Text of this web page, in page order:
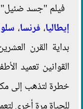
فيلم "جسد
إيطاليا، فرنسا،
بداية القرن
القوانين تعميد
خطرة لتذهب إلى